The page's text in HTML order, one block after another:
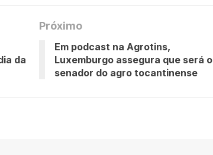
da
Próximo
Em podcast na Agrotins,
Luxemburgo assegura que será o
senador do agro tocantinense